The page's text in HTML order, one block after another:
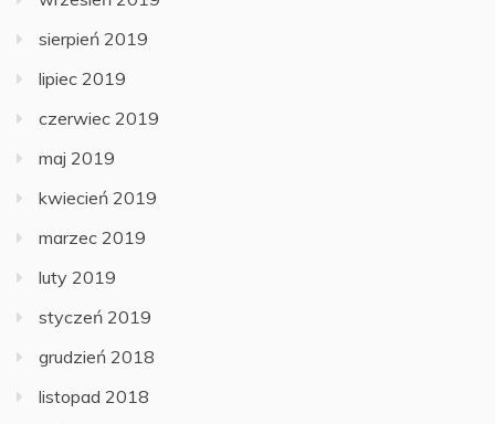
sierpień 2019
lipiec 2019
czerwiec 2019
maj 2019
kwiecień 2019
marzec 2019
luty 2019
styczeń 2019
grudzień 2018
listopad 2018